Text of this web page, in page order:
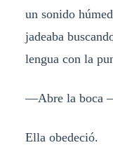
un sonido
jadeaba
lengua con la
—Abre la boca
Ella obedeció.